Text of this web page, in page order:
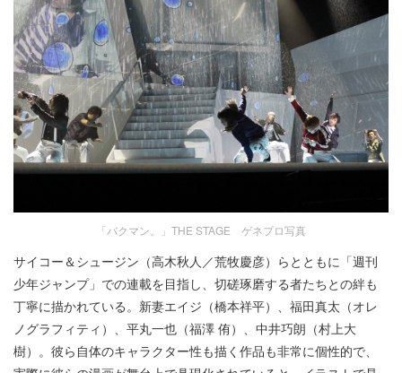
「バクマン。」THE STAGE ゲネプロ写真
サイコー＆シュージン（高木秋人／荒牧慶彦）らとともに「週刊
少年ジャンプ」での連載を目指し、切磋琢磨する者たちとの絆も
丁寧に描かれている。新妻エイジ（橋本祥平）、福田真太（オレ
ノグラフィティ）、平丸一也（福澤 侑）、中井巧朗（村上大
樹）。彼ら自体のキャラクター性も描く作品も非常に個性的で、